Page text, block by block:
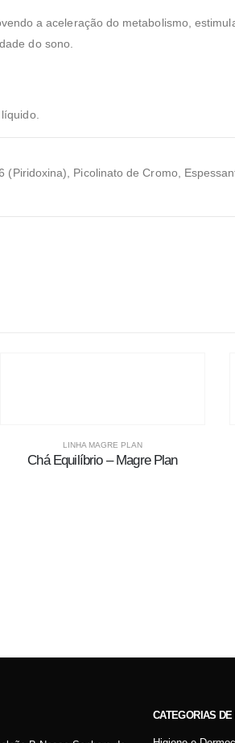
a aceleração do metabolismo,
do sono.
Picolinato de Cromo,
LINHA MAGRE PLAN
Chá Equilíbrio – Magre Plan
CATEGORIAS DE